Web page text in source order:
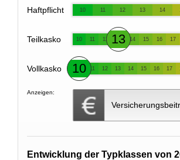
Haftpflicht 10 11 12 13 14
Teilkasko 10 11 12 13 14 15 16 17
Vollkasko 10 11 12 13 14 15 16 17
Anzeigen:
Entwicklung der Typklassen von